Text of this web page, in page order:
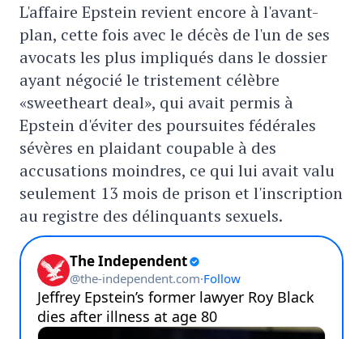
L'affaire Epstein revient encore à l'avant-
plan, cette fois avec le décès de l'un de ses
avocats les plus impliqués dans le dossier
ayant négocié le tristement célèbre
«sweetheart deal», qui avait permis à
Epstein d'éviter des poursuites fédérales
sévères en plaidant coupable à des
accusations moindres, ce qui lui avait valu
seulement 13 mois de prison et l'inscription
au registre des délinquants sexuels.